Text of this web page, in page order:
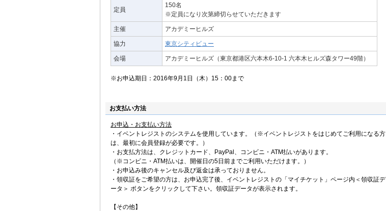
米国アカデミー賞短編アニメーション映画賞ノミネート など
1998年、紫綬褒章を受章。2009年にはロカルノ国際映画祭で名誉豹賞を受賞。
2010年にはアニメアワード功労賞、2012年には米・ロードアイランドスクール
オブデザイン（ＲＩＳＤ）名誉博士号、2014年には東京アニメアワードフェス
ティバル2014特別賞・アニメドール、アヌシー国際アニメーション映画祭名誉
功労賞（Cristal d’honneur）を受賞。 2015年4月、フランス芸術文化勲章オ
定員
150名
※定員になり次第締切らせていただきます
主催 アカデミーヒルズ
協力 東京シティビュー
会場 アカデミーヒルズ（東京都港区六本木6-10-1 六本木ヒルズ森タワー49階）
※お申込期日：2016年9月1日（木）15：00まで
お支払い方法
お申込・お支払い方法
・イベントレジストのシステムを使用しています。（※イベントレジストをはじめてご利用になる方
は、最初に会員登録が必要です。）
・お支払方法は、クレジットカード、PayPal、コンビニ・ATM払いがあります。
（※コンビニ・ATM払いは、開催日の5日前までご利用いただけます。）
・お申込み後のキャンセル及び返金は承っておりません。
・領収証をご希望の方は、お申込完了後、イベントレジストの「マイチケット」ページ内＜領収証デ
ータ＞ ボタンをクリックして下さい。領収証データが表示されます。
【その他】